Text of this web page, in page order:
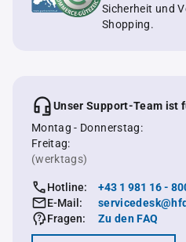
Sicherheit und
Shopping.
Unser Support-Team ist
Montag - Donnerstag:
Freitag:
(werktags)
Hotline:
+43 1 981 16 -
E-Mail:
Fragen:
Zu den FAQ